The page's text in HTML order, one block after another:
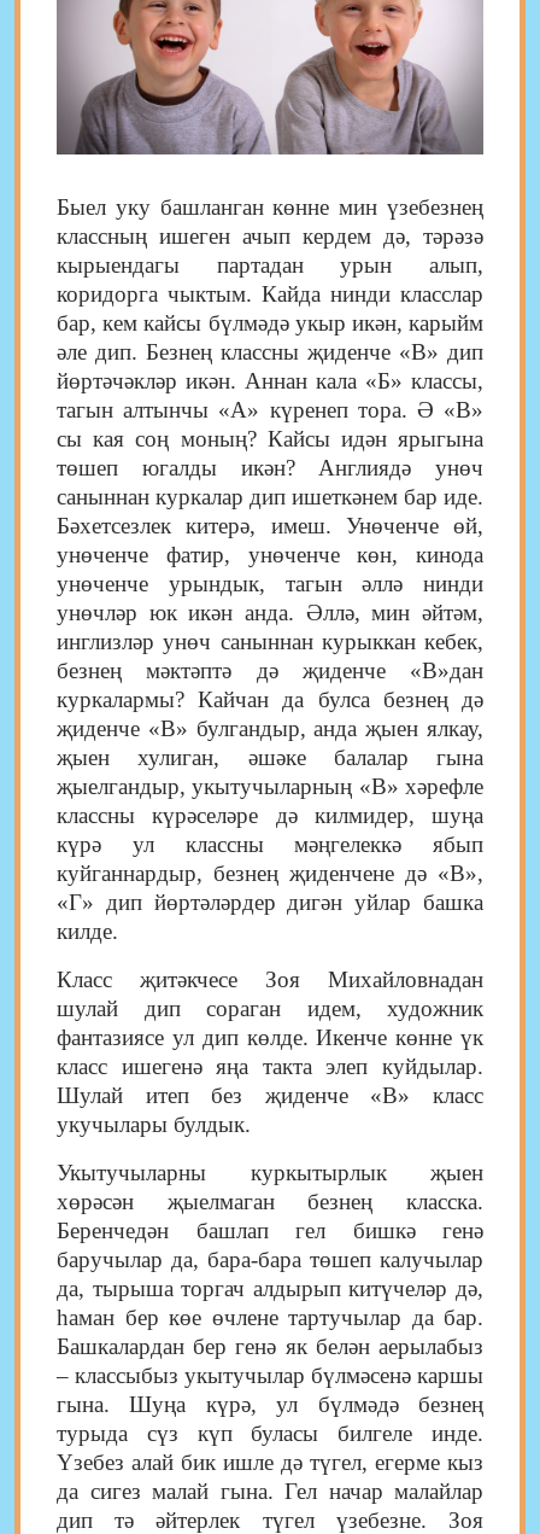
Быел уку башланган көнне мин үзебезнең
классның ишеген ачып кердем дә, тәрәзә
кырыендагы партадан урын алып,
коридорга чыктым. Кайда нинди класслар
бар, кем кайсы бүлмәдә укыр икән, карыйм
әле дип. Безнең классны җиденче «В» дип
йөртәчәкләр икән. Аннан кала «Б» классы,
тагын алтынчы «А» күренеп тора. Ә «В»
сы кая соң моның? Кайсы идән ярыгына
төшеп югалды икән? Англиядә унөч
саныннан куркалар дип ишеткәнем бар иде.
Бәхетсезлек китерә, имеш. Унөченче өй,
унөченче фатир, унөченче көн, кинода
унөченче урындык, тагын әллә нинди
унөчләр юк икән анда. Әллә, мин әйтәм,
инглизләр унөч саныннан курыккан кебек,
безнең мәктәптә дә җиденче «В»дан
куркалармы? Кайчан да булса безнең дә
җиденче «В» булгандыр, анда җыен ялкау,
җыен хулиган, әшәке балалар гына
җыелгандыр, укытучыларның «В» хәрефле
классны күрәселәре дә килмидер, шуңа
күрә ул классны мәңгелеккә ябып
куйганнардыр, безнең җиденчене дә «В»,
«Г» дип йөртәләрдер дигән уйлар башка
килде.
Класс җитәкчесе Зоя Михайловнадан
шулай дип сораган идем, художник
фантазиясе ул дип көлде. Икенче көнне үк
класс ишегенә яңа такта элеп куйдылар.
Шулай итеп без җиденче «В» класс
укучылары булдык.
Укытучыларны куркытырлык җыен
хөрәсән җыелмаган безнең класска.
Беренчедән башлап гел бишкә генә
баручылар да, бара-бара төшеп калучылар
да, тырыша торгач алдырып китүчеләр дә,
һаман бер көе өчлене тартучылар да бар.
Башкалардан бер генә як белән аерылабыз
– классыбыз укытучылар бүлмәсенә каршы
гына. Шуңа күрә, ул бүлмәдә безнең
турыда сүз күп буласы билгеле инде.
Үзебез алай бик ишле дә түгел, егерме кыз
да сигез малай гына. Гел начар малайлар
дип тә әйтерлек түгел үзебезне. Зоя